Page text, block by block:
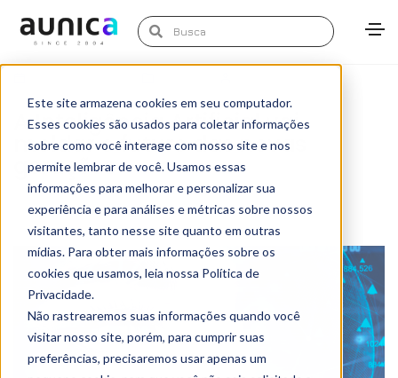
Este site armazena cookies em seu computador.
Esses cookies são usados para coletar informações
sobre como você interage com nosso site e nos
permite lembrar de você. Usamos essas
informações para melhorar e personalizar sua
experiência e para análises e métricas sobre nossos
visitantes, tanto nesse site quanto em outras
mídias. Para obter mais informações sobre os
cookies que usamos, leia nossa Política de
Privacidade.
Não rastrearemos suas informações quando você
visitar nosso site, porém, para cumprir suas
preferências, precisaremos usar apenas um
A Inteligência Artificial vai
moldar o futuro das novas
gerações